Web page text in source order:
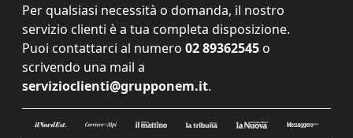
Per qualsiasi necessità o domanda, il nostro
servizio clienti è a tua completa disposizione.
Puoi contattarci al numero 02 89362545 o
scrivendo una mail a
servizioclienti@grupponem.it.